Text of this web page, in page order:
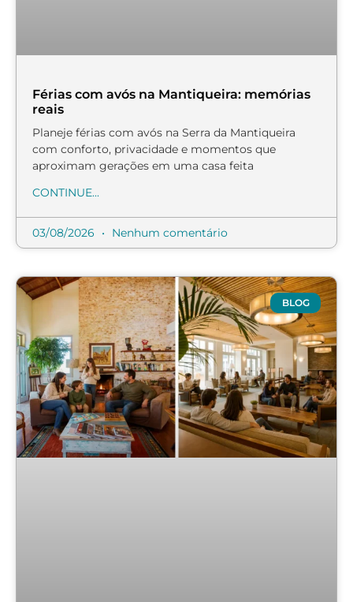
Férias com avós na Mantiqueira: memórias
reais
Planeje férias com avós na Serra da Mantiqueira
com conforto, privacidade e momentos que
aproximam gerações em uma casa feita
CONTINUE...
03/08/2026 Nenhum comentário
BLOG